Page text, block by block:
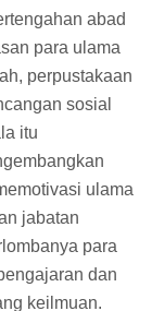
abad
para ulama
perpustakaan
sosial
itu
ulama
jabatan
para
dan
keilmuan.